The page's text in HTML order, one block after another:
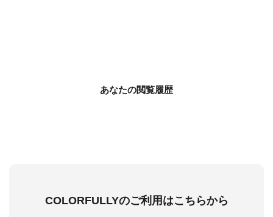
あなたの閲覧履歴
COLORFULLYのご利用はこちらから